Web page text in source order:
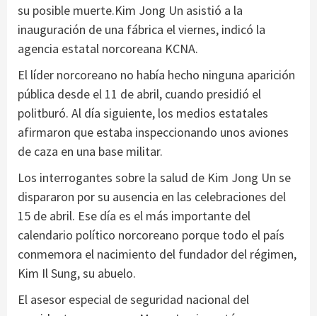
su posible muerte.Kim Jong Un asistió a la
inauguración de una fábrica el viernes, indicó la
agencia estatal norcoreana KCNA.
El líder norcoreano no había hecho ninguna aparición
pública desde el 11 de abril, cuando presidió el
politburó. Al día siguiente, los medios estatales
afirmaron que estaba inspeccionando unos aviones
de caza en una base militar.
Los interrogantes sobre la salud de Kim Jong Un se
dispararon por su ausencia en las celebraciones del
15 de abril. Ese día es el más importante del
calendario político norcoreano porque todo el país
conmemora el nacimiento del fundador del régimen,
Kim Il Sung, su abuelo.
El asesor especial de seguridad nacional del